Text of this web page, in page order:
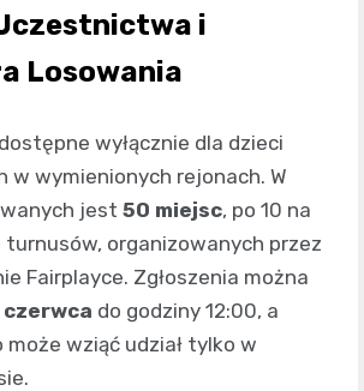
i
Losowania
wyłącznie dla dzieci
w wymienionych rejonach. W
jest 50 miejsc, po 10 na
turnusów, organizowanych przez
Fairplayce. Zgłoszenia można
czerwca do godziny 12:00, a
może wziąć udział tylko w